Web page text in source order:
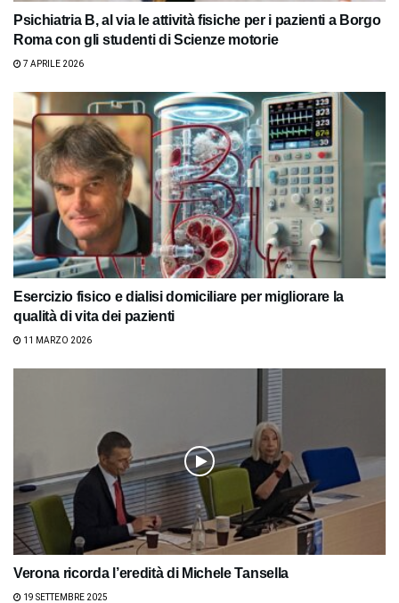
Psichiatria B, al via le attività fisiche per i pazienti a Borgo
Roma con gli studenti di Scienze motorie
7 APRILE 2026
Esercizio fisico e dialisi domiciliare per migliorare la
qualità di vita dei pazienti
11 MARZO 2026
Verona ricorda l’eredità di Michele Tansella
19 SETTEMBRE 2025